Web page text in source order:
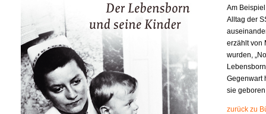
Am
Alltag der
erzählt von
wurden,
Gegenwart
sie
zurück zu